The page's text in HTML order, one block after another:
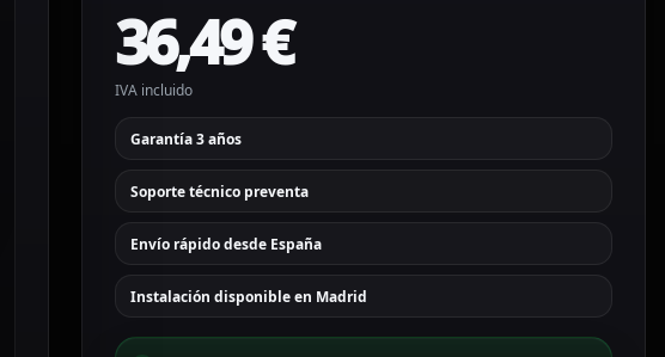
36,49€
IVA incluido
Garantía 3 años
Soporte técnico preventa
Envío rápido desde España
Instalación disponible en Madrid